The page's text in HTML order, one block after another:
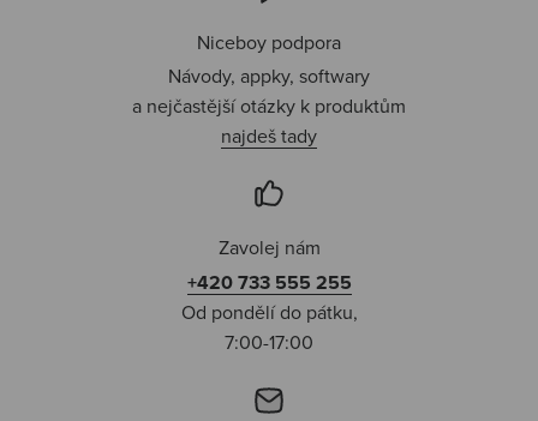
Niceboy podpora
Návody, appky, softwary
a nejčastější otázky k produktům
najdeš tady
Zavolej nám
+420 733 555 255
Od pondělí do pátku,
7:00-17:00